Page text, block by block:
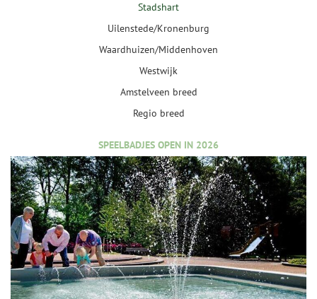
Stadshart
Uilenstede/Kronenburg
Waardhuizen/Middenhoven
Westwijk
Amstelveen breed
Regio breed
SPEELBADJES OPEN IN 2026